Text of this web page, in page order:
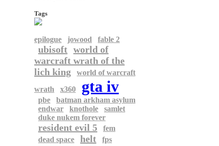
Tags
epilogue jowood fable 2
ubisoft world of
warcraft wrath of the
lich king
world of warcraft
wrath
x360 gta iv
pbe
batman arkham asylum
endwar
knothole
samlet
duke nukem forever
resident evil 5
fem
dead space
helt fps